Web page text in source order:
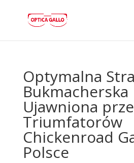
Optymalna
Bukmacherska
Ujawniona
Triumfatorów
Chickenroad
Polsce